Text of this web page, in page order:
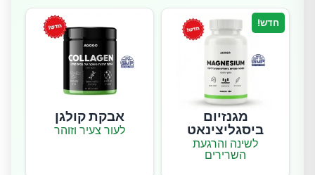
חדש!
מגנזיום
ביסגליצינאט
לשינה והרגעת
השרירים
אבקת קולגן
לעור צעיר וזוהר